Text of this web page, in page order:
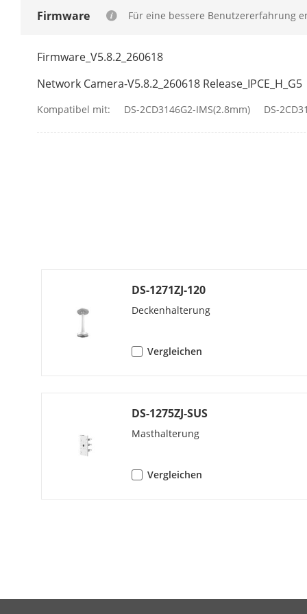
Offene
Offene
Firmware Für eine bessere Benutzererfahrung
Firmware_V5.8.2_260618
Network Camera-V5.8.2_260618 Release_IPCE_H_G5
Kompatibel mit: DS-2CD3146G2-IMS(2.8mm) DS-
DS-1271ZJ-120
Deckenhalterung
Vergleichen
DS-1275ZJ-SUS
Masthalterung
Vergleichen